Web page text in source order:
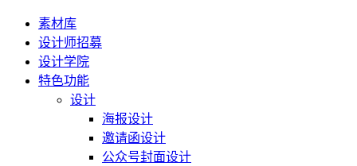
素材库
设计师招募
设计学院
特色功能
设计
海报设计
邀请函设计
公众号封面设计